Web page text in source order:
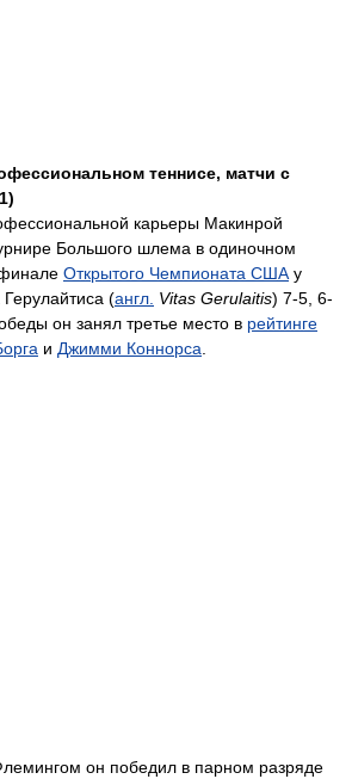
теннисе, матчи с
карьеры Макинрой
Большого шлема в одиночном
Открытого Чемпионата СШАу
Герулайтиса (англ. Vitas Gerulaitis) 7-5, 6-
он занял третье место в рейтинге
и Джимми Коннорса.
он победил в парном разряде